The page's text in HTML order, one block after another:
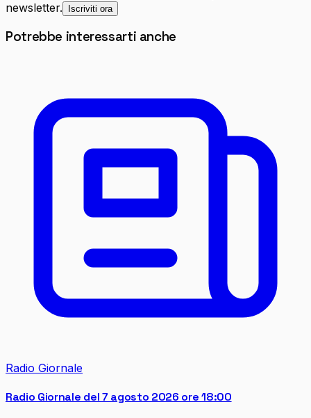
newsletter.
Iscriviti ora
Potrebbe interessarti anche
Radio Giornale
Radio Giornale del 7 agosto 2026 ore 18:00